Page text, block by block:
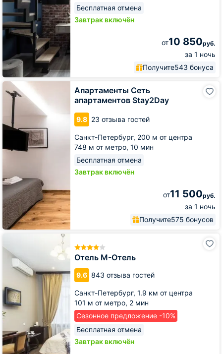
Бесплатная отмена
Завтрак включён
от10 850руб.
за 1 ночь
Получите543 бонуса
Апартаменты Сеть
апартаментов Stay2Day
9.8 23 отзыва гостей
Санкт-Петербург, 200 м от центра
748 м от метро, 10 мин
Бесплатная отмена
Завтрак включён
от11 500руб.
за 1 ночь
Получите575 бонусов
Апартаменты
Сеть
апартаментов
Stay2Day
Отель М-Отель
9.6 843 отзыва гостей
Санкт-Петербург, 1.9 км от центра
101 м от метро, 2 мин
Сезонное предложение -10%
Бесплатная отмена
Завтрак включён
М-
Отель